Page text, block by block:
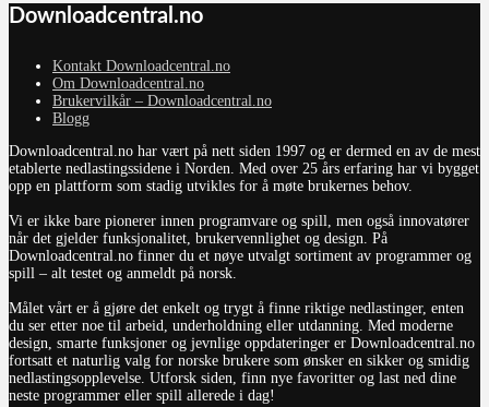
Downloadcentral.no
Kontakt Downloadcentral.no
Om Downloadcentral.no
Brukervilkår – Downloadcentral.no
Blogg
Downloadcentral.no har vært på nett siden 1997 og er dermed en av de mest
etablerte nedlastingssidene i Norden. Med over 25 års erfaring har vi bygget
opp en plattform som stadig utvikles for å møte brukernes behov.
Vi er ikke bare pionerer innen programvare og spill, men også innovatører
når det gjelder funksjonalitet, brukervennlighet og design. På
Downloadcentral.no finner du et nøye utvalgt sortiment av programmer og
spill – alt testet og anmeldt på norsk.
Målet vårt er å gjøre det enkelt og trygt å finne riktige nedlastinger, enten
du ser etter noe til arbeid, underholdning eller utdanning. Med moderne
design, smarte funksjoner og jevnlige oppdateringer er Downloadcentral.no
fortsatt et naturlig valg for norske brukere som ønsker en sikker og smidig
nedlastingsopplevelse. Utforsk siden, finn nye favoritter og last ned dine
neste programmer eller spill allerede i dag!